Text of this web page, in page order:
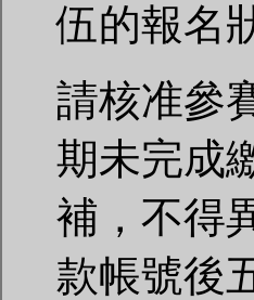
伍的報名
請核准參
期未完成
補，不得
款帳號後